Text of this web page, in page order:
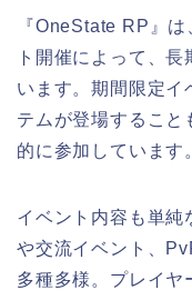
『OneState RP』
ト開催によって、
います。期間限定イ
テムが登場すること
的に参加しています
イベント内容も単純
や交流イベント、
多種多様。プレイヤ